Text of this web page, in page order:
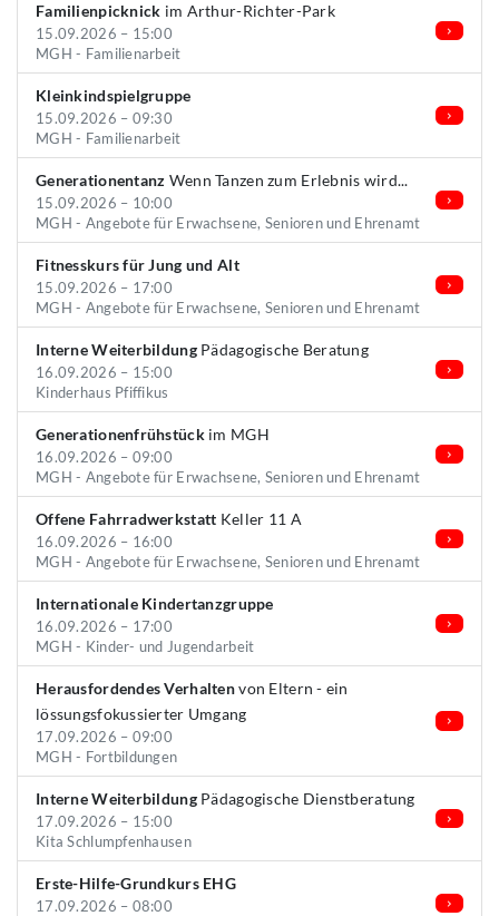
Familienpicknick im Arthur-Richter-Park
15.09.2026 – 15:00
MGH - Familienarbeit
Kleinkindspielgruppe
15.09.2026 – 09:30
MGH - Familienarbeit
Generationentanz Wenn Tanzen zum Erlebnis wird...
15.09.2026 – 10:00
MGH - Angebote für Erwachsene, Senioren und Ehrenamt
Fitnesskurs für Jung und Alt
15.09.2026 – 17:00
MGH - Angebote für Erwachsene, Senioren und Ehrenamt
Interne WeiterbildungPädagogische Beratung
16.09.2026 – 15:00
Kinderhaus Pfiffikus
Generationenfrühstückim MGH
16.09.2026 – 09:00
MGH - Angebote für Erwachsene, Senioren und Ehrenamt
Offene Fahrradwerkstatt Keller 11 A
16.09.2026 – 16:00
MGH - Angebote für Erwachsene, Senioren und Ehrenamt
Internationale Kindertanzgruppe
16.09.2026 – 17:00
MGH - Kinder- und Jugendarbeit
Herausfordendes Verhaltenvon Eltern - ein
lössungsfokussierter Umgang
17.09.2026 – 09:00
MGH - Fortbildungen
Interne WeiterbildungPädagogische Dienstberatung
17.09.2026 – 15:00
Kita Schlumpfenhausen
Erste-Hilfe-Grundkurs EHG
17.09.2026 – 08:00